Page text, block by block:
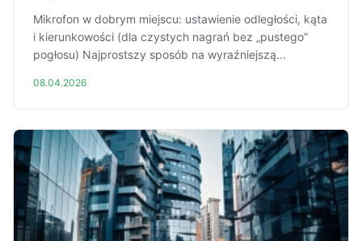
Mikrofon w dobrym miejscu: ustawienie odległości, kąta
i kierunkowości (dla czystych nagrań bez „pustego”
pogłosu) Najprostszy sposób na wyraźniejszą...
08.04.2026